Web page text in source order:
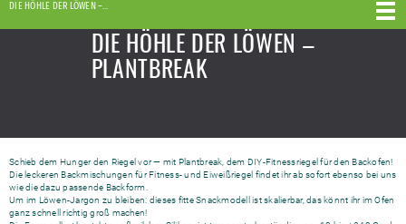
DIE HÖHLE DER LÖWEN –…
DIE HÖHLE DER LÖWEN –
PLANTBREAK
Schieb dem Hunger den Riegel vor — mit Plantbreak, dem DIY-Fitnessriegel für den Backofen!
Die leckeren Backmischungen für Fitness- und Eiweißriegel findet ihr ab sofort ebenso bei uns
wie die dazu passende Backform.
Um im Löwen-Jargon zu bleiben: dieses fitte Snackmodell ist skalierbar, das könnt ihr im Ofen
ganz schnell richtig groß machen!